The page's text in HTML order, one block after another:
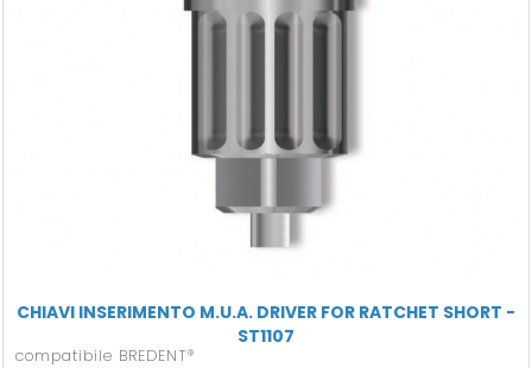
CHIAVI INSERIMENTO M.U.A. DRIVER FOR RATCHET SHORT -
ST1107
compatibile BREDENT®